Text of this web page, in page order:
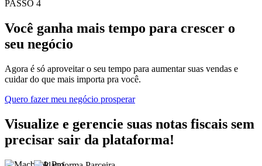
PASSO 4
Você ganha mais tempo para crescer o
seu negócio
Agora é só aproveitar o seu tempo para aumentar suas vendas e
cuidar do que mais importa pra você.
Quero fazer meu negócio prosperar
Visualize e gerencie suas notas fiscais sem
precisar sair da plataforma!